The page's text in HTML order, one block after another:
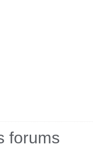
forums